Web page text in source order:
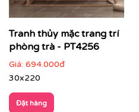
Tranh thủy mặc trang trí
phòng trà - PT4256
Giá: 694.000đ
30x220
Đặt hàng